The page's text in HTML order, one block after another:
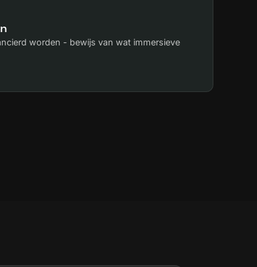
en nieuwe werkwijzen voor het bredere IX-
veld.
worden - bewijs van wat immersieve